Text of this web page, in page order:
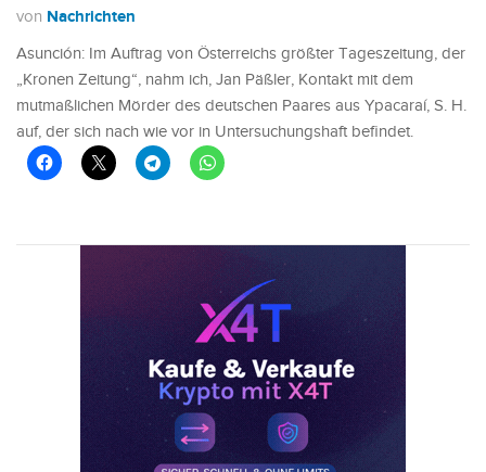
von Nachrichten
Asunción: Im Auftrag von Österreichs größter Tageszeitung, der
„Kronen Zeitung“, nahm ich, Jan Päßler, Kontakt mit dem
mutmaßlichen Mörder des deutschen Paares aus Ypacaraí, S. H.
auf, der sich nach wie vor in Untersuchungshaft befindet.